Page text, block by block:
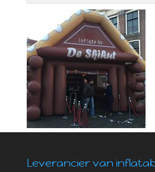
Leverancier van